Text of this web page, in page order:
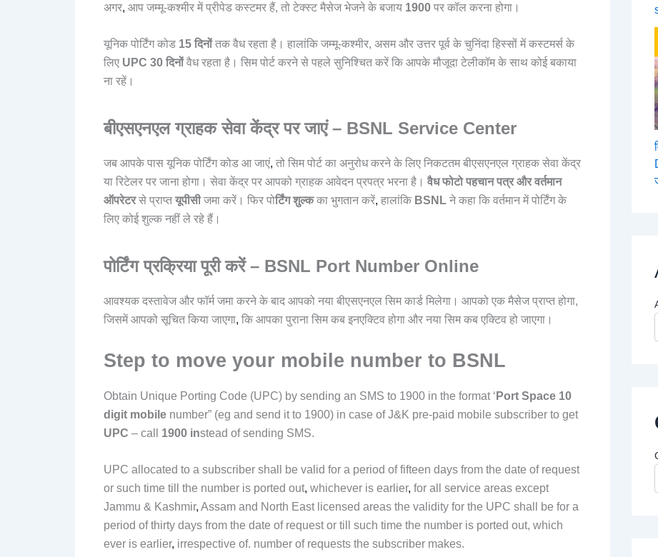
अगर, आप जम्मू-कश्मीर में प्रीपेड कस्टमर हैं, तो टेक्स्ट मैसेज भेजने के बजाय1900 पर कॉल करना होगा।
यूनिक पोर्टिंग कोड 15 दिनोंतक वैध रहता है। हालांकि जम्मू-कश्मीर, असम और उत्तर पूर्व के चुनिंदा हिस्सों में कस्टमर्स के
लिए UPC 30 दिनोंवैध रहता है। सिम पोर्ट करने से पहले सुनिश्चित करें कि आपके मौजूदा टेलीकॉम के साथ कोई बकाया
ना रहें।
बीएसएनएल ग्राहक सेवा केंद्र पर जाएं – BSNL Service Center
जब आपके पास यूनिक पोर्टिंग कोड आ जाएं, तो सिम पोर्ट का अनुरोध करने के लिए निकटतम बीएसएनएल ग्राहक सेवा केंद्र
या रिटेलर पर जाना होगा। सेवा केंद्र पर आपको ग्राहक आवेदन प्रपत्र भरना है। वैध फोटो पहचान पत्र और वर्तमान
ऑपरेटरसे प्राप्त यूपीसीजमा करें। फिर पोर्टिंग शुल्कका भुगतान करें, हालांकि BSNLने कहा कि वर्तमान में पोर्टिंग के
लिए कोई शुल्क नहीं ले रहे हैं।
पोर्टिंग प्रक्रिया पूरी करें – BSNL Port Number Online
आवश्यक दस्तावेज और फॉर्म जमा करने के बाद आपको नया बीएसएनएल सिम कार्ड मिलेगा। आपको एक मैसेज प्राप्त होगा,
जिसमें आपको सूचित किया जाएगा, कि आपका पुराना सिम कब इनएक्टिव होगा और नया सिम कब एक्टिव हो जाएगा।
Step to move your mobile number to BSNL
Obtain Unique Porting Code (UPC) by sending an SMS to 1900 in the format ‘ Port Space 10
digit mobilenumber” (eg and send it to 1900) in case of J&K pre-paid mobile subscriber to get
UPC – call 1900 instead of sending SMS.
UPC allocated to a subscriber shall be valid for a period of fifteen days from the date of request
or such time till the number is ported out, whichever is earlier, for all service areas except
Jammu & Kashmir, Assam and North East licensed areas the validity for the UPC shall be for a
period of thirty days from the date of request or till such time the number is ported out, which
ever is earlier, irrespective of. number of requests the subscriber makes.